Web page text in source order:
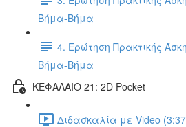
Βήμα-Βήμα
4. Ερώτηση Πρακτικής
Βήμα-Βήμα
ΚΕΦΑΛΑΙΟ 21: 2D Pocket
Διδασκαλία με Video